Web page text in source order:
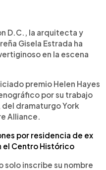
D.C., la arquitecta y
Gisela Estrada ha
en la escena
premio Helen Hayes
por su trabajo
dramaturgo York
Alliance.
por residencia de ex
el Centro Histórico
solo inscribe su nombre